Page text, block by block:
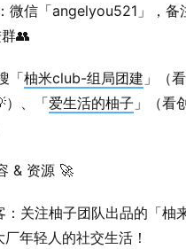
微信「angelyou521」，备
👥
「柚米club-组局团建 」（
）、「爱生活的柚子 」（看
& 资源 🚀
：关注柚子团队出品的「柚
年轻人的社交生活！